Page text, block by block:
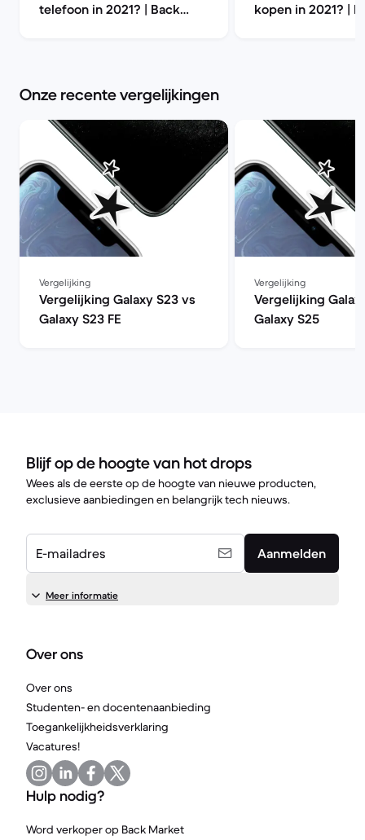
telefoon in 2021? | Back
kopen in 2021? |
Onze recente vergelijkingen
Vergelijking
Vergelijking Galaxy S23 vs
Galaxy S23 FE
Vergelijking
Vergelijking
Galaxy S25
Blijf op de hoogte van hot drops
Wees als de eerste op de hoogte van nieuwe producten,
exclusieve aanbiedingen en belangrijk tech nieuws.
E-mailadres Aanmelden
Meer informatie
Over ons
Over ons
Studenten- en docentenaanbieding
Toegankelijkheidsverklaring
Vacatures!
Hulp nodig?
Word verkoper op Back Market